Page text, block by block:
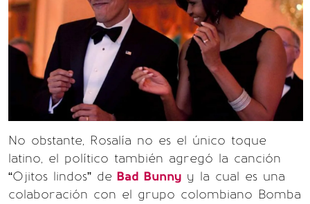
No obstante, Rosalía no es el único toque
latino, el político también agregó la canción
“Ojitos lindos” de Bad Bunny y la cual es una
colaboración con el grupo colombiano Bomba